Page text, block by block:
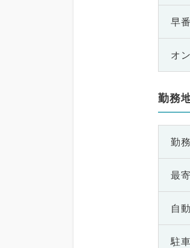
早
オ
勤務
勤
最
自
駐